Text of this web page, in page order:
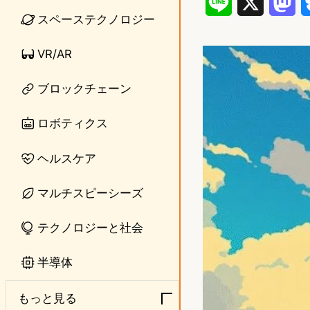
スペーステクノロジー
VR/AR
ブロックチェーン
ロボティクス
ヘルスケア
マルチスピーシーズ
テクノロジーと社会
半導体
もっと見る
n
e
s
t
d
n